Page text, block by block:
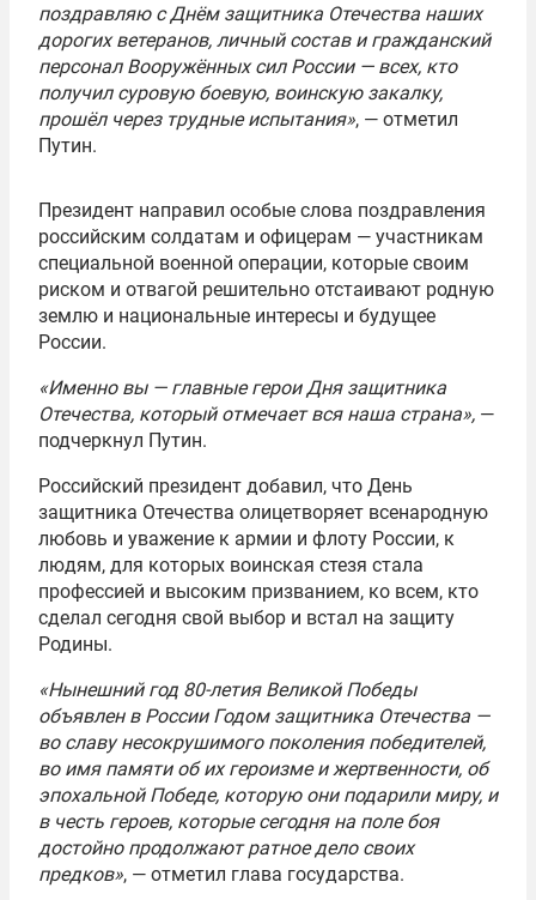
поздравляю с Днём защитника Отечества наших
дорогих ветеранов, личный состав и гражданский
персонал Вооружённых сил России — всех, кто
получил суровую боевую, воинскую закалку,
прошёл через трудные испытания», — отметил
Путин.
Президент направил особые слова поздравления
российским солдатам и офицерам — участникам
специальной военной операции, которые своим
риском и отвагой решительно отстаивают родную
землю и национальные интересы и будущее
России.
«Именно вы — главные герои Дня защитника
Отечества, который отмечает вся наша страна», —
подчеркнул Путин.
Российский президент добавил, что День
защитника Отечества олицетворяет всенародную
любовь и уважение к армии и флоту России, к
людям, для которых воинская стезя стала
профессией и высоким призванием, ко всем, кто
сделал сегодня свой выбор и встал на защиту
Родины.
«Нынешний год 80-летия Великой Победы
объявлен в России Годом защитника Отечества —
во славу несокрушимого поколения победителей,
во имя памяти об их героизме и жертвенности, об
эпохальной Победе, которую они подарили миру, и
в честь героев, которые сегодня на поле боя
достойно продолжают ратное дело своих
предков», — отметил глава государства.